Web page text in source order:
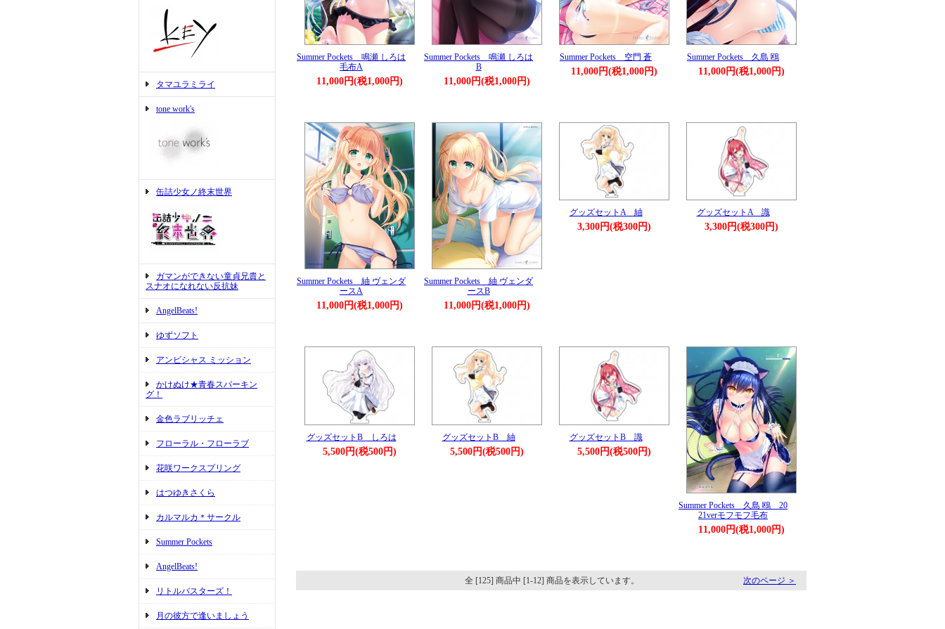
タマユラミライ
tone work's
缶詰少女ノ終末世界
ガマンができない童貞兄貴と
スナオになれない反抗妹
AngelBeats!
ゆずソフト
アンビシャス ミッション
かけぬけ★青春スパーキン
グ！
金色ラブリッチェ
フローラル・フローラブ
花咲ワークスプリング
はつゆきさくら
カルマルカ＊サークル
Summer Pockets
AngelBeats!
リトルバスターズ！
月の彼方で逢いましょう
Summer Pockets 鳴瀬 しろは
毛布A
11,000円(税1,000円)
Summer Pockets 鳴瀬 しろは
B
11,000円(税1,000円)
Summer Pockets 空門 蒼
11,000円(税1,000円)
Summer Pockets 久島 鴎
11,000円(税1,000円)
Summer Pockets 紬 ヴェンダ
ースA
11,000円(税1,000円)
Summer Pockets 紬 ヴェンダ
ースB
11,000円(税1,000円)
グッズセットA 紬
3,300円(税300円)
グッズセットA 識
3,300円(税300円)
グッズセットB しろは
5,500円(税500円)
グッズセットB 紬
5,500円(税500円)
グッズセットB 識
5,500円(税500円)
Summer Pockets 久島 鴎 20
21verモフモフ毛布
11,000円(税1,000円)
全 [125] 商品中 [1-12] 商品を表示しています。 次のページ ＞